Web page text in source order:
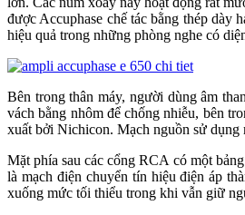
được Accuphase chế tác bằng thép
hiệu quả trong những phòng nghe có
Bên trong thân máy, người dùng âm
vách bằng nhôm để chống nhiễu, bên
xuất bởi Nichicon. Mạch nguồn sử dụng
Mặt phía sau các cổng RCA có một
là mạch điện chuyển tín hiệu điện áp
xuống mức tối thiểu trong khi vẫn giữ